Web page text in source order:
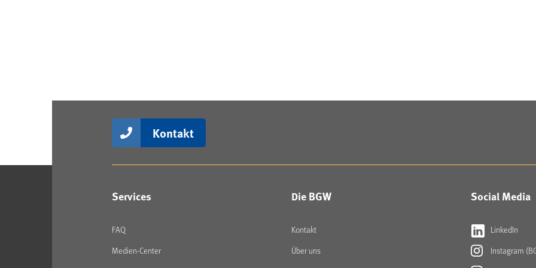
Kontakt
Services
FAQ
Medien-Center
Die BGW
Kontakt
Über uns
Social Media
LinkedIn
Instagram